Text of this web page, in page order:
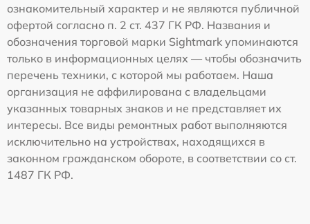
ознакомительный характер и не являются публичной
офертой согласно п. 2 ст. 437 ГК РФ. Названия и
обозначения торговой марки Sightmark упоминаются
только в информационных целях — чтобы обозначить
перечень техники, с которой мы работаем. Наша
организация не аффилирована с владельцами
указанных товарных знаков и не представляет их
интересы. Все виды ремонтных работ выполняются
исключительно на устройствах, находящихся в
законном гражданском обороте, в соответствии со ст.
1487 ГК РФ.